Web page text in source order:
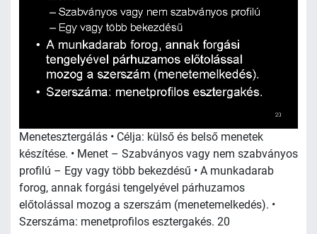
Menetesztergálás • Célja: külső és belső menetek
készítése. • Menet – Szabványos vagy nem szabványos
profilú – Egy vagy több bekezdésű • A munkadarab
forog, annak forgási tengelyével párhuzamos
előtolással mozog a szerszám (menetemelkedés). •
Szerszáma: menetprofilos esztergakés. 20